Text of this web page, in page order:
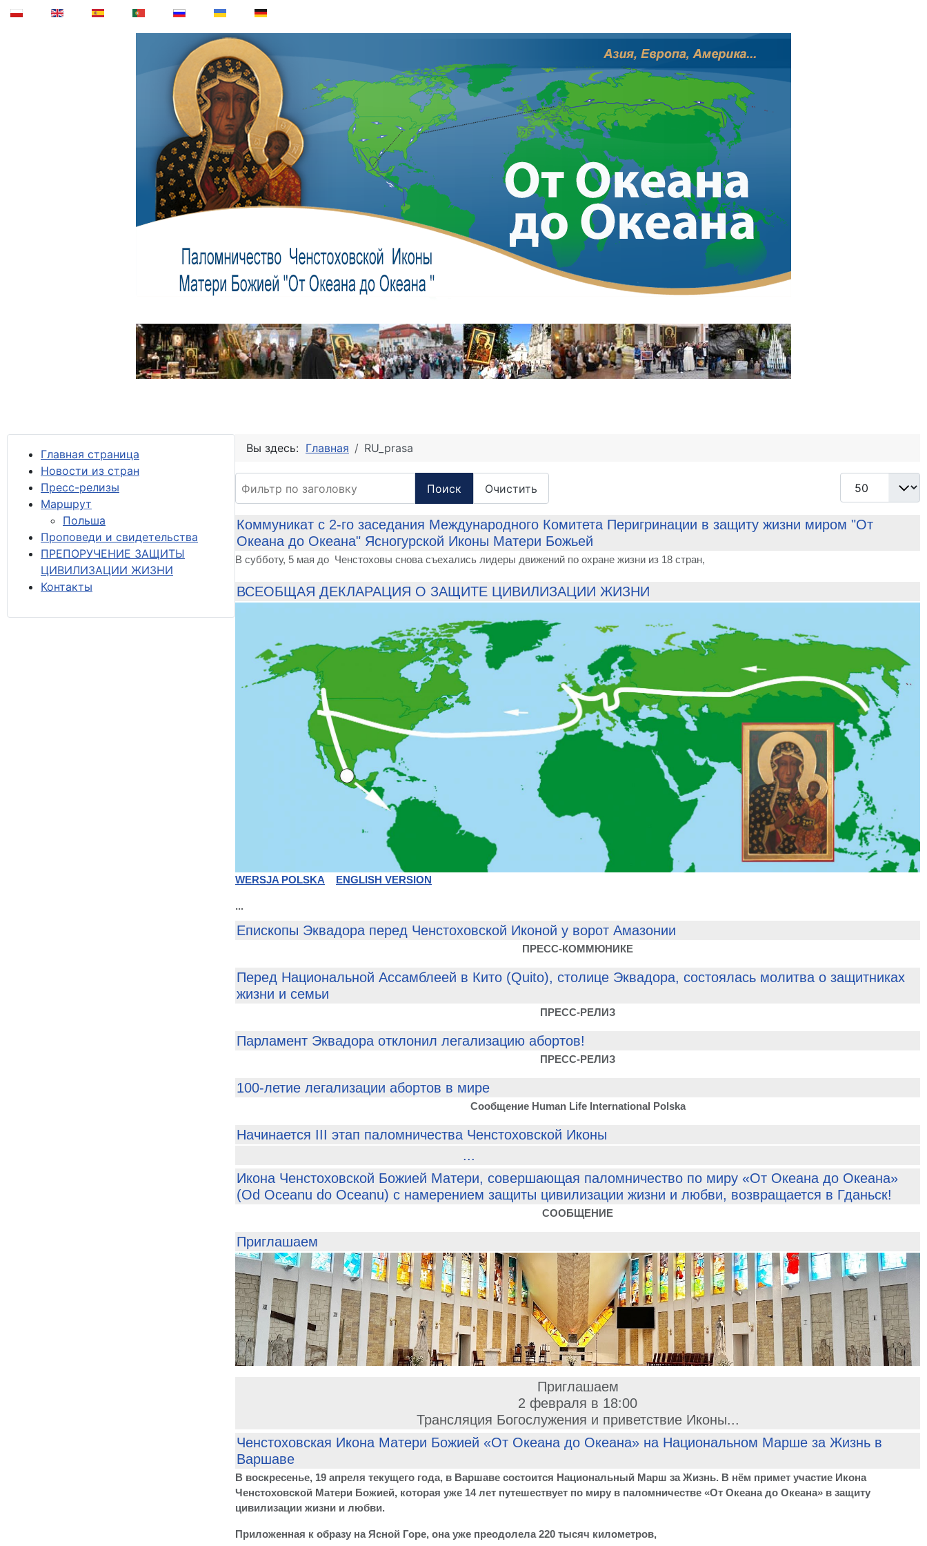
Главная страница
Новости из стран
Пресс-релизы
Маршрут
Польша
Проповеди и свидетельства
ПРЕПОРУЧЕНИЕ ЗАЩИТЫ
ЦИВИЛИЗАЦИИ ЖИЗНИ
Контакты
Вы здесь: Главная RU_prasa
Поиск Очистить
Кол-во строк:
Коммуникат с 2-го заседания Международного Комитета Перигринации в защиту жизни миром "От
Океана до Океана" Ясногурской Иконы Матери Божьей
В субботу, 5 мая до Ченстоховы снова съехались лидеры движений по охране жизни из 18 стран,
ВСЕОБЩАЯ ДЕКЛАРАЦИЯ О ЗАЩИТЕ ЦИВИЛИЗАЦИИ ЖИЗНИ
WERSJA POLSKA ENGLISH VERSION
...
Епископы Эквадора перед Ченстоховской Иконой у ворот Амазонии
ПРЕСС-КОММЮНИКЕ
Перед Национальной Ассамблеей в Кито (Quito), столице Эквадора, состоялась молитва о защитниках
жизни и семьи
ПРЕСС-РЕЛИЗ
Парламент Эквадора отклонил легализацию абортов!
ПРЕСС-РЕЛИЗ
100-летие легализации абортов в мире
Сообщение Human Life International Polska
Начинается III этап паломничества Ченстоховской Иконы
...
Икона Ченстоховской Божией Матери, совершающая паломничество по миру «От Океана до Океана»
(Od Oceanu do Oceanu) с намерением защиты цивилизации жизни и любви, возвращается в Гданьск!
СООБЩЕНИЕ
Приглашаем
Приглашаем
2 февраля в 18:00
Трансляция Богослужения и приветствие Иконы...
Ченстоховская Икона Матери Божией «От Океана до Океана» на Национальном Марше за Жизнь в
Варшаве
В воскресенье, 19 апреля текущего года, в Варшаве состоится Национальный Марш за Жизнь. В нём примет участие Икона
Ченстоховской Матери Божией, которая уже 14 лет путешествует по миру в паломничестве «От Океана до Океана» в защиту
цивилизации жизни и любви.
Приложенная к образу на Ясной Горе, она уже преодолела 220 тысяч километров,